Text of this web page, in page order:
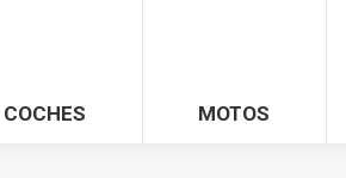
COCHES MOTOS